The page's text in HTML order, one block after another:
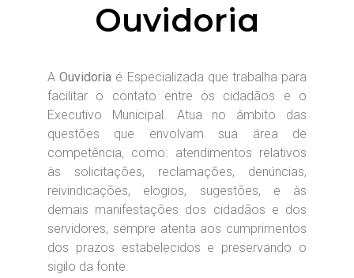
Ouvidoria
AOuvidoria é Especializada que trabalha para
facilitar o contato entre os cidadãos e o
Executivo Municipal. Atua no âmbito das
questões que envolvam sua área de
competência, como: atendimentos relativos
às solicitações, reclamações, denúncias,
reivindicações, elogios, sugestões, e às
demais manifestações dos cidadãos e dos
servidores, sempre atenta aos cumprimentos
dos prazos estabelecidos e preservando o
sigilo da fonte.